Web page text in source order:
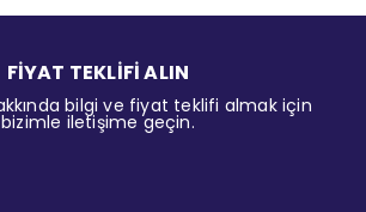
FİYAT TEKLİFİ ALIN
bilgi ve fiyat teklifi almak için
bizimle iletişime geçin.